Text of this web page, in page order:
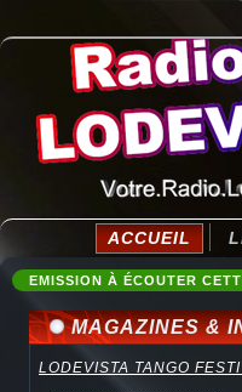
ACCUEIL
EMISSION À ÉCOUTER
MAGAZINES &
LODEVISTA TANGO